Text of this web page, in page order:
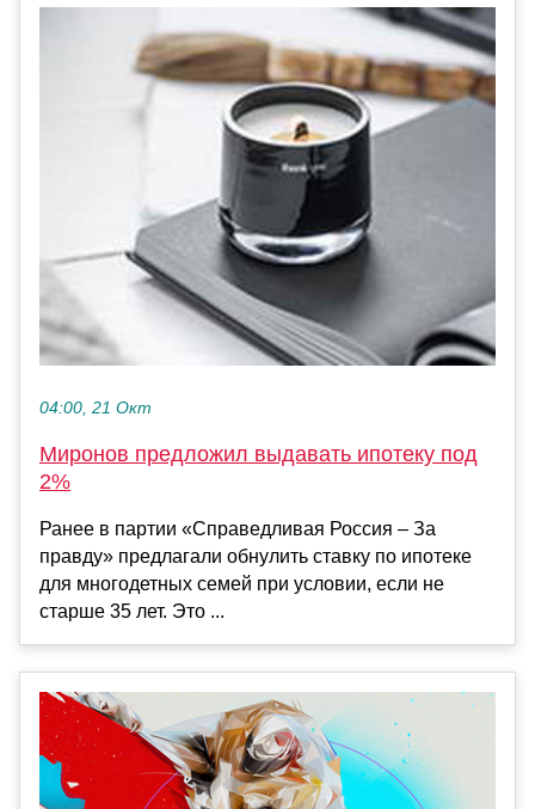
04:00, 21 Окт
Миронов предложил выдавать ипотеку под
2%
Ранее в партии «Справедливая Россия – За
правду» предлагали обнулить ставку по ипотеке
для многодетных семей при условии, если не
старше 35 лет. Это ...